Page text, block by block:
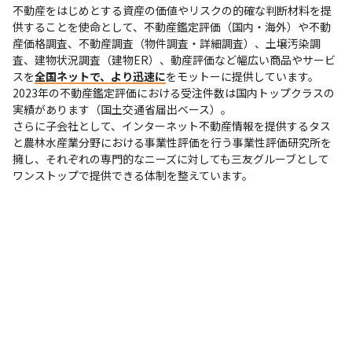
不動産をはじめとする資産の価値やリスクの的確な判断材料を提
供することを使命として、不動産鑑定評価（国内・海外）や不動
産価格調査、不動産調査（物件調査・詳細調査）、土壌汚染調
査、建物状況調査（建物ER）、動産評価など幅広い商品やサービ
スを全国ネットで、より迅速にをモットーに提供しています。
2023年の不動産鑑定評価における受注件数は国内トップクラスの
実績があります（国土交通省届出ベース）。
さらに子会社として、インターネット不動産情報を提供するタス
と農林水産業分野における事業性評価を行う事業性評価研究所を
擁し、それぞれの専門的なニーズに対しても三友グルーブとして
ワンストップで提供できる体制を整えています。